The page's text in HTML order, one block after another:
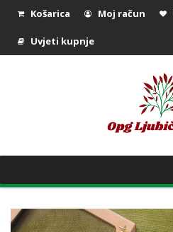
Košarica Moj račun
Uvjeti kupnje